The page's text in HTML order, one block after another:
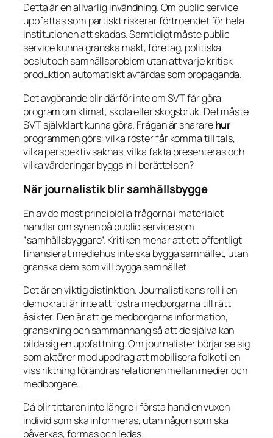
Detta är en allvarlig invändning. Om public service
uppfattas som partiskt riskerar förtroendet för hela
institutionen att skadas. Samtidigt måste public
service kunna granska makt, företag, politiska
beslut och samhällsproblem utan att varje kritisk
produktion automatiskt avfärdas som propaganda.
Det avgörande blir därför inte om SVT får göra
program om klimat, skola eller skogsbruk. Det måste
SVT självklart kunna göra. Frågan är snararehur
programmen görs: vilka röster får komma till tals,
vilka perspektiv saknas, vilka fakta presenteras och
vilka värderingar byggs in i berättelsen?
När journalistik blir samhällsbygge
En av de mest principiella frågorna i materialet
handlar om synen på public service som
”samhällsbyggare”. Kritiken menar att ett offentligt
finansierat mediehus inte ska bygga samhället, utan
granska dem som vill bygga samhället.
Det är en viktig distinktion. Journalistikens roll i en
demokrati är inte att fostra medborgarna till rätt
åsikter. Den är att ge medborgarna information,
granskning och sammanhang så att de själva kan
bilda sig en uppfattning. Om journalister börjar se sig
som aktörer med uppdrag att mobilisera folket i en
viss riktning förändras relationen mellan medier och
medborgare.
Då blir tittaren inte längre i första hand en vuxen
individ som ska informeras, utan någon som ska
påverkas, formas och ledas.